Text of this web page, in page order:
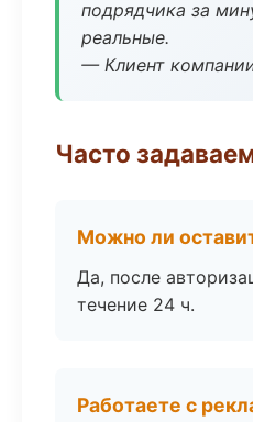
подрядчика за
реальные.
— Клиент
Часто
Можно ли
Да, после
течение 24 ч.
Работаете с